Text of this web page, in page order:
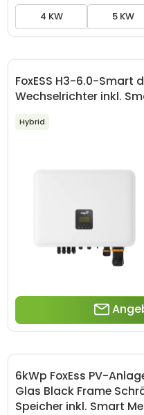
4 KW 5 KW
FoxESS H3-6.0-Smart
Wechselrichter inkl.
Hybrid
6kWp FoxEss PV-
Glas Black Frame
Speicher inkl. Smart